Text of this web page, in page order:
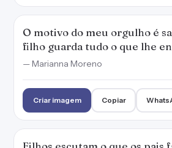
Criar imagem Copiar